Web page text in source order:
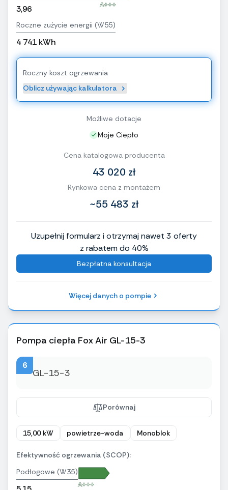
3,96 A+++
Roczne zużycie energii (W55)
4 741 kWh
Roczny koszt ogrzewania
Oblicz używając kalkulatora
Możliwe dotacje
Moje Ciepło
Cena katalogowa producenta
43 020 zł
Rynkowa cena z montażem
~55 483 zł
Uzupełnij formularz i otrzymaj nawet 3 oferty
z rabatem do 40%
Bezpłatna konsultacja
Więcej danych o pompie
Pompa ciepła Fox Air GL-15-3
6
Porównaj
15,00 kW powietrze-woda Monoblok
Efektywność ogrzewania (SCOP):
Podłogowe (W35)
A+++